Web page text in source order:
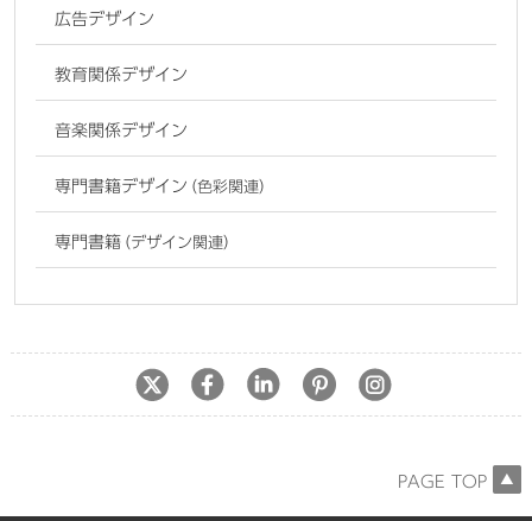
広告デザイン
教育関係デザイン
音楽関係デザイン
専門書籍デザイン（色彩関連）
専門書籍（デザイン関連）
PAGE TOP